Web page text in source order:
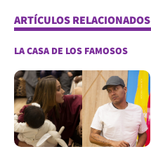
ARTÍCULOS RELACIONADOS
LA CASA DE LOS FAMOSOS